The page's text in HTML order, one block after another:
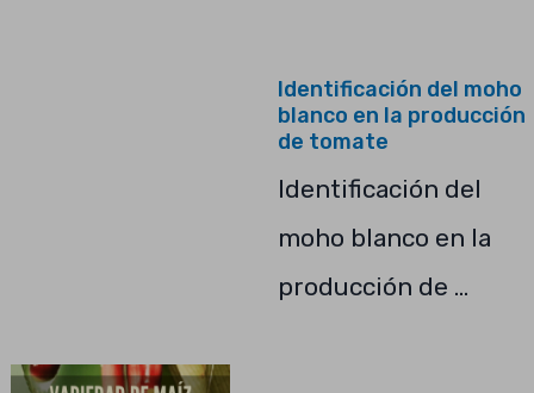
Identificación del moho
blanco en la producción
de tomate
Identificación del
moho blanco en la
producción de …